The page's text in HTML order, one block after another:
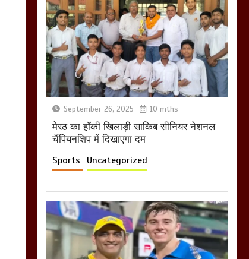
क्या कहा मौलाना कारी
शफीकुर्रहमान रहमान ने
March 11, 2025
बिजली विभाग से परेशान
होकर बागपत में एक संत ने
सरकार को दी आमरण
अनशन की चेतावनी
March 8, 2025
September 26, 2025 10 mths
मेरठ का हाॅकी खिलाड़ी साकिब सीनियर नेशनल
चैंपियनशिप में दिखाएगा दम
Sports Uncategorized